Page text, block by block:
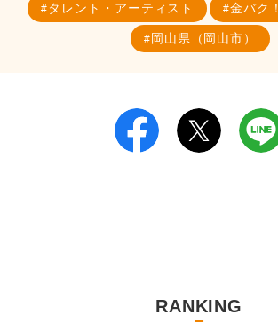
タレント・アーティスト 金バク！
岡山県（岡山市）
RANKING